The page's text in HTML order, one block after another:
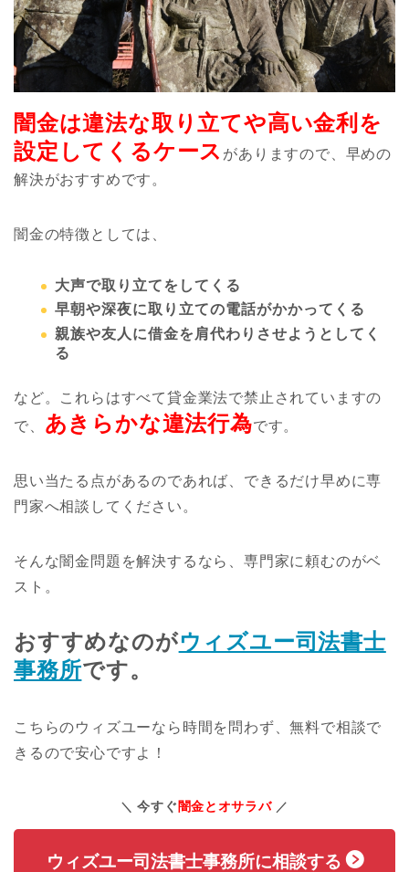
闇金は違法な取り立てや高い金利を
設定してくるケース がありますので、早めの
解決がおすすめです。
闇金の特徴としては、
大声で取り立てをしてくる
早朝や深夜に取り立ての電話がかかってくる
親族や友人に借金を肩代わりさせようとしてく
る
など。これらはすべて貸金業法で禁止されていますの
で、 あきらかな違法行為です。
思い当たる点があるのであれば、できるだけ早めに専
門家へ相談してください。
そんな闇金問題を解決するなら、専門家に頼むのがベ
スト。
おすすめなのがウィズユー司法書士
事務所です。
こちらのウィズユーなら時間を問わず、無料で相談で
きるので安心ですよ！
今すぐ 闇金とオサラバ
ウィズユー司法書士事務所に相談する